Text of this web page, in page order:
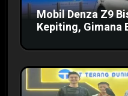
Mobil Denza Z9
Kepiting, Gimana